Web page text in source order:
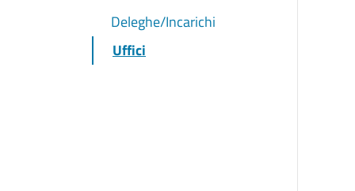
Deleghe/Incarichi
Uffici